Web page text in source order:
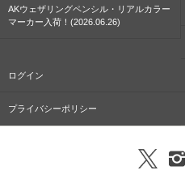
AKウェザリングペンシル・リアルカラー
マーカー入荷！(2026.06.26)
ログイン
プライバシーポリシー